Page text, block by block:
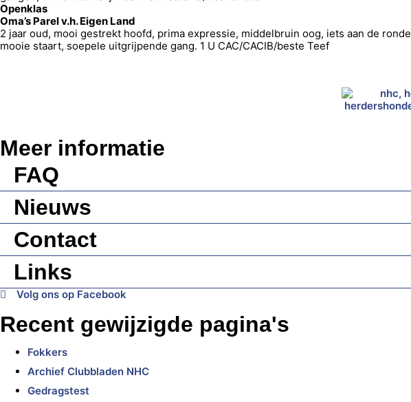
Openklas
Oma’s Parel v.h. Eigen Land
2 jaar oud, mooi gestrekt hoofd, prima expressie, middelbruin oog, iets aan de
mooie staart, soepele uitgrijpende gang. 1 U CAC/CACIB/beste Teef
Meer informatie
FAQ
Nieuws
Contact
Links
Volg ons op Facebook
Recent gewijzigde pagina's
Fokkers
Archief Clubbladen NHC
Gedragstest